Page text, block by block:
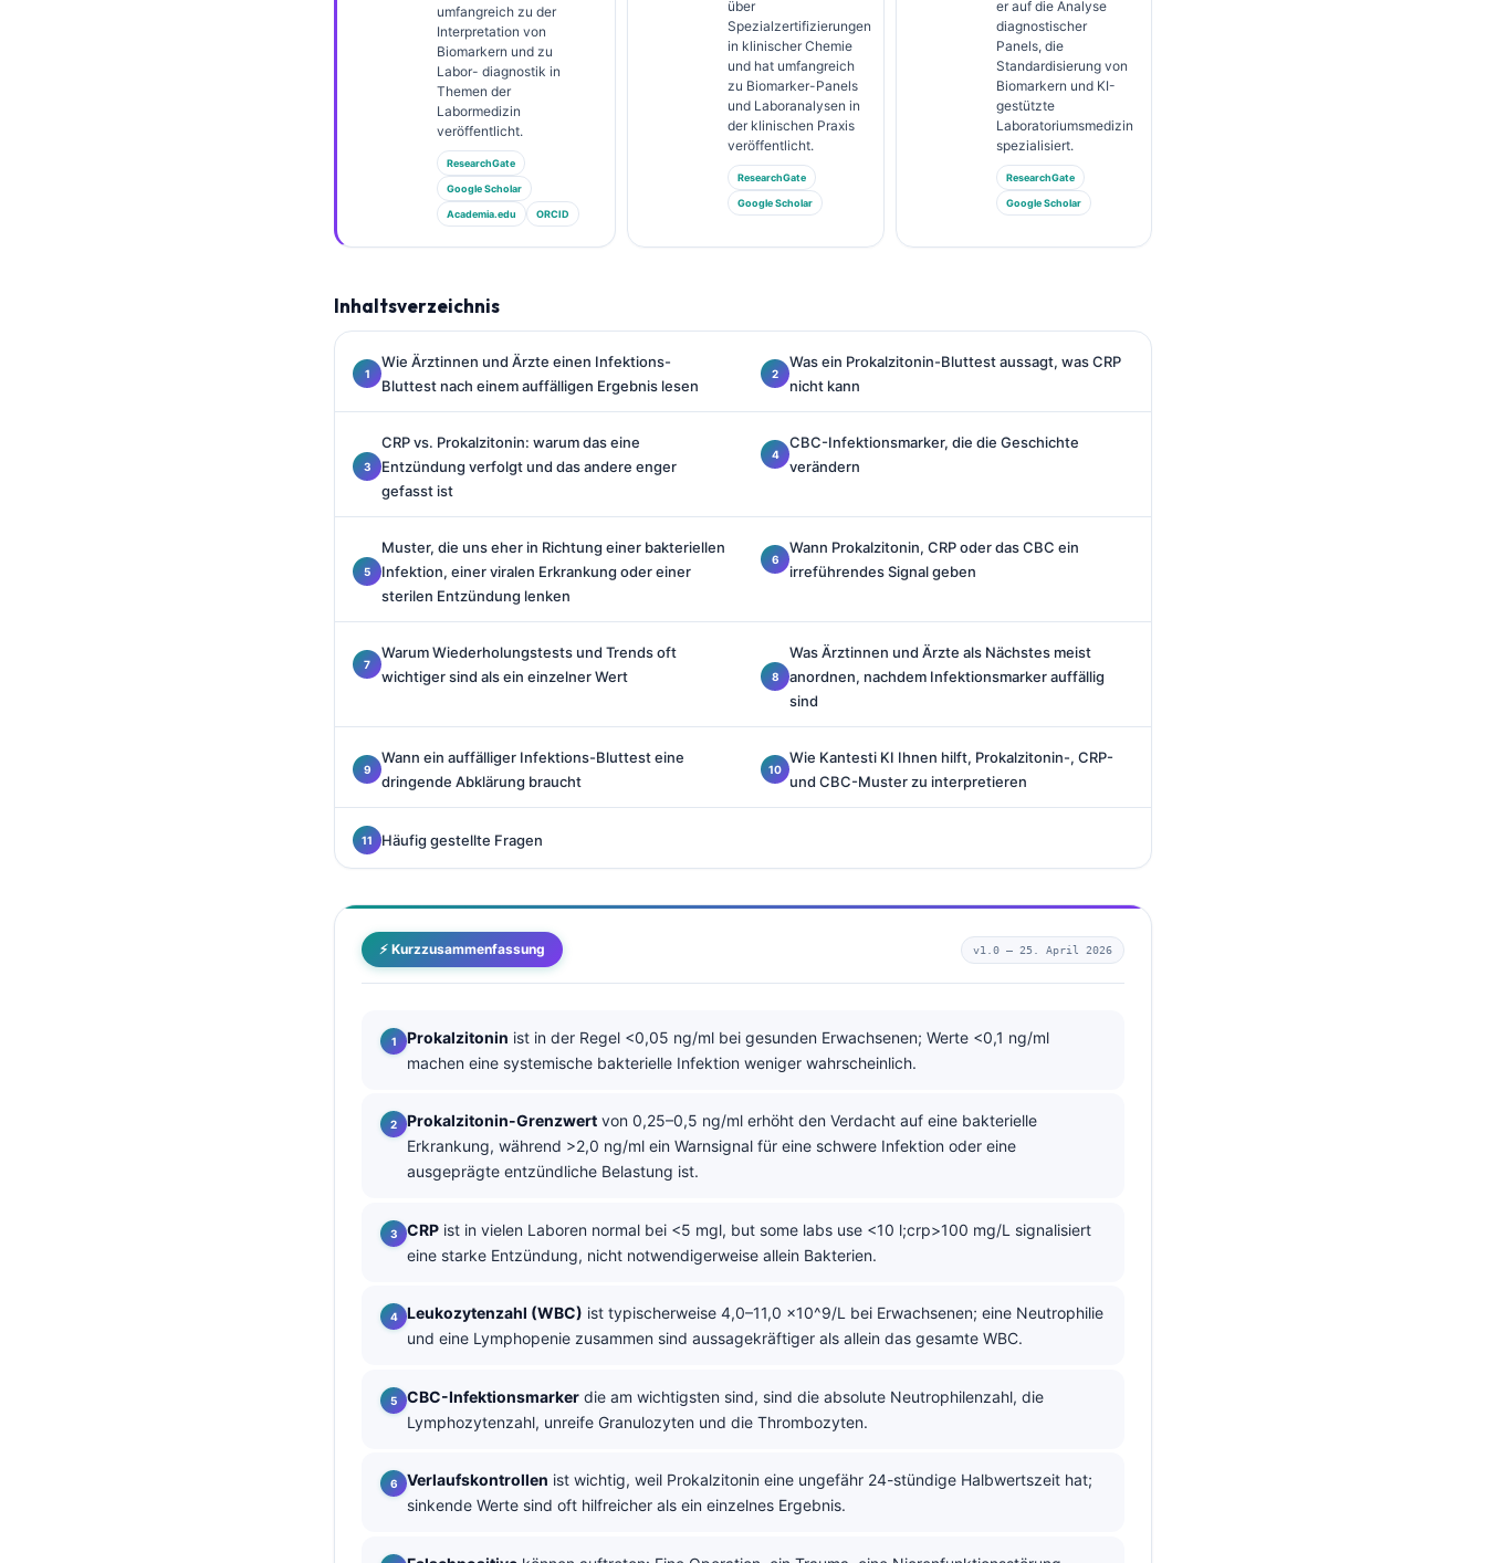
umfangreich zu der
Interpretation von
Biomarkern und zu
Labor- diagnostik in
Themen der
Labormedizin
veröffentlicht.
ResearchGate
Google Scholar
Academia.edu ORCID
über
Spezialzertifizierungen
in klinischer Chemie
und hat umfangreich
zu Biomarker-Panels
und Laboranalysen in
der klinischen Praxis
veröffentlicht.
ResearchGate
Google Scholar
er auf die Analyse
diagnostischer
Panels, die
Standardisierung von
Biomarkern und KI-
gestützte
Laboratoriumsmedizin
spezialisiert.
ResearchGate
Google Scholar
Inhaltsverzeichnis
Wie Ärztinnen und Ärzte einen Infektions-
Bluttest nach einem auffälligen Ergebnis lesen
Was ein Prokalzitonin-Bluttest aussagt, was CRP
nicht kann
CRP vs. Prokalzitonin: warum das eine
Entzündung verfolgt und das andere enger
gefasst ist
CBC-Infektionsmarker, die die Geschichte
verändern
Muster, die uns eher in Richtung einer bakteriellen
Infektion, einer viralen Erkrankung oder einer
sterilen Entzündung lenken
Wann Prokalzitonin, CRP oder das CBC ein
irreführendes Signal geben
Warum Wiederholungstests und Trends oft
wichtiger sind als ein einzelner Wert
Was Ärztinnen und Ärzte als Nächstes meist
anordnen, nachdem Infektionsmarker auffällig
sind
Wann ein auffälliger Infektions-Bluttest eine
dringende Abklärung braucht
Wie Kantesti KI Ihnen hilft, Prokalzitonin-, CRP-
und CBC-Muster zu interpretieren
Häufig gestellte Fragen
⚡ Kurzzusammenfassung v1.0 — 25. April 2026
Prokalzitonin ist in der Regel <0,05 ng/ml bei gesunden Erwachsenen; Werte <0,1 ng/ml
machen eine systemische bakterielle Infektion weniger wahrscheinlich.
Prokalzitonin-Grenzwert von 0,25–0,5 ng/ml erhöht den Verdacht auf eine bakterielle
Erkrankung, während >2,0 ng/ml ein Warnsignal für eine schwere Infektion oder eine
ausgeprägte entzündliche Belastung ist.
CRP ist in vielen Laboren normal bei <5 mgl, but some labs use <10 l;crp>100 mg/L signalisiert
eine starke Entzündung, nicht notwendigerweise allein Bakterien.
Leukozytenzahl (WBC) ist typischerweise 4,0–11,0 x10^9/L bei Erwachsenen; eine Neutrophilie
und eine Lymphopenie zusammen sind aussagekräftiger als allein das gesamte WBC.
CBC-Infektionsmarker die am wichtigsten sind, sind die absolute Neutrophilenzahl, die
Lymphozytenzahl, unreife Granulozyten und die Thrombozyten.
Verlaufskontrollen ist wichtig, weil Prokalzitonin eine ungefähr 24-stündige Halbwertszeit hat;
sinkende Werte sind oft hilfreicher als ein einzelnes Ergebnis.